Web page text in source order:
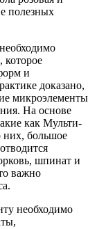
полезных
которое
и
доказано,
микроэлементы
На основе
как Мульти-
большое
шпинат и
важно
необходимо